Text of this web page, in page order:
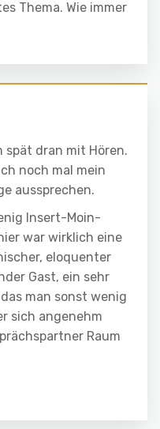
Thema. Wie immer
spät dran mit Hören.
noch mal mein
aussprechen.
Insert-Moin-
war wirklich eine
eloquenter
Gast, ein sehr
man sonst wenig
sich angenehm
Raum